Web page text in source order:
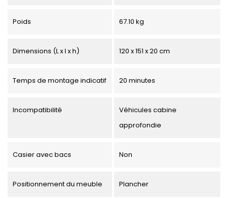
Poids 67.10 kg
Dimensions (L x l x h) 120 x 151 x 20 cm
Temps de montage indicatif 20 minutes
Incompatibilité
Véhicules cabine
approfondie
Casier avec bacs Non
Positionnement du meuble Plancher